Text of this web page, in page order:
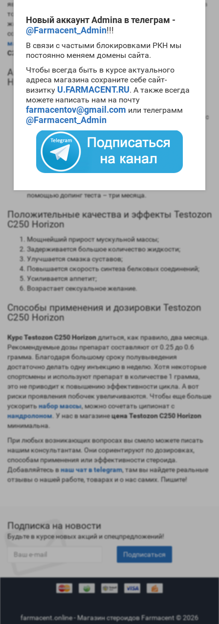
Новый аккаунт Admina в телеграм -
@Farmacent_Admin!!!
В связи с частыми блокировками РКН мы
постоянно меняем домены сайта.
Чтобы всегда быть в курсе актуального
адреса магазина сохраните себе сайт-
визитку U.FARMACENT.RU. А также всегда
можете написать нам на почту
farmacentov@gmail.com или телеграмм
@Farmacent_Admin
является именно ципионат. Это хорошо в плане его силы, но в
то же время вызывает сильную задержку в организме
жидкости. Практически всегда препарат используется в
сочетании с другими ААС. Если вам необходим мощный
массонаборный цикл, то для его проведения стоитTestozon
С250 Horizon купить.
Анаболический профиль Testozon С250
Horizon
Анаболическая активность – 100 процентов в
сравнении мужским гормоном;
Андрогенная активность – 100 процентов в сравнении с
мужским гормоном;
Способность конвертироваться в женские гормоны
(ароматизация) – высокая;
Степень нагрузки на печень – отсутствует;
Форма выпуска – инъекционная;
Длительность воздействия на организм – 15-16 дней;
помощью допинг теста – три месяца.
Положительные качества и эффекты Testozon
С250 Horizon
Мощнейший прирост мускульной массы;
Задерживается большое количество жидкости;
Улучшается смазка суставов;
Повышается скорость синтеза белковых соединений;
Усиливается аппетит;
Возрастает сексуальное желание.
Способы применения и дозировки Testozon
С250 Horizon
Курс Testozon С250 Horizonдлиться, как правило, два месяца.
Рекомендуемые дозы препарат составляют от 0.25 до 0.6
грамма. Благодаря большому сроку полувыведения
достаточно делать одну инъекцию в неделю. Хотя некоторые
спортсмены и используют препарат в количестве 1 грамма,
это не приводит к повышению эффективности цикла. А вот
риски проявления побочек увеличиваются. Чтобы еще больше
ускоритьнабор массы, можно сочетать ципионат с
нандролоном . У нас в магазинецена Testozon С250 Horizon
минимальна.
При любых возникающих вопросах вы смело можете писать
нашим консультантам. Они сориентируют по дозировках,
способам применения или эффективности стероида.
Добавляйтесь внаш чат в telegram, там вы найдете реальные
отзывы о нашей работе, товарах и о нас самих. Пишите!
Подписка на новости
Будьте в курсе новых акций и спецпредложений!
Подписаться
farmacent.online - Магазин стероидов Farmacent © 2026